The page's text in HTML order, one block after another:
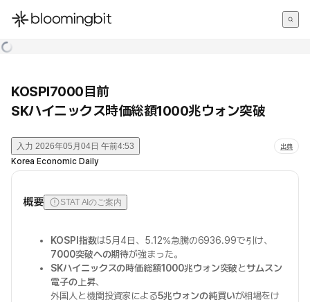
한국어
KOSPI7000目前
SKハイニックス時価総額1000兆ウォン突破
入力 2026年05月04日 午前4:53 出典
Korea Economic Daily
概要 STAT AIのご案内
KOSPI指数は5月4日、5.12%急騰の6936.99で引け、
7000突破への期待が強まった。
SKハイニックスの時価総額1000兆ウォン突破とサムスン
電子の上昇、
外国人と機関投資家による5兆ウォンの純買いが相場をけ